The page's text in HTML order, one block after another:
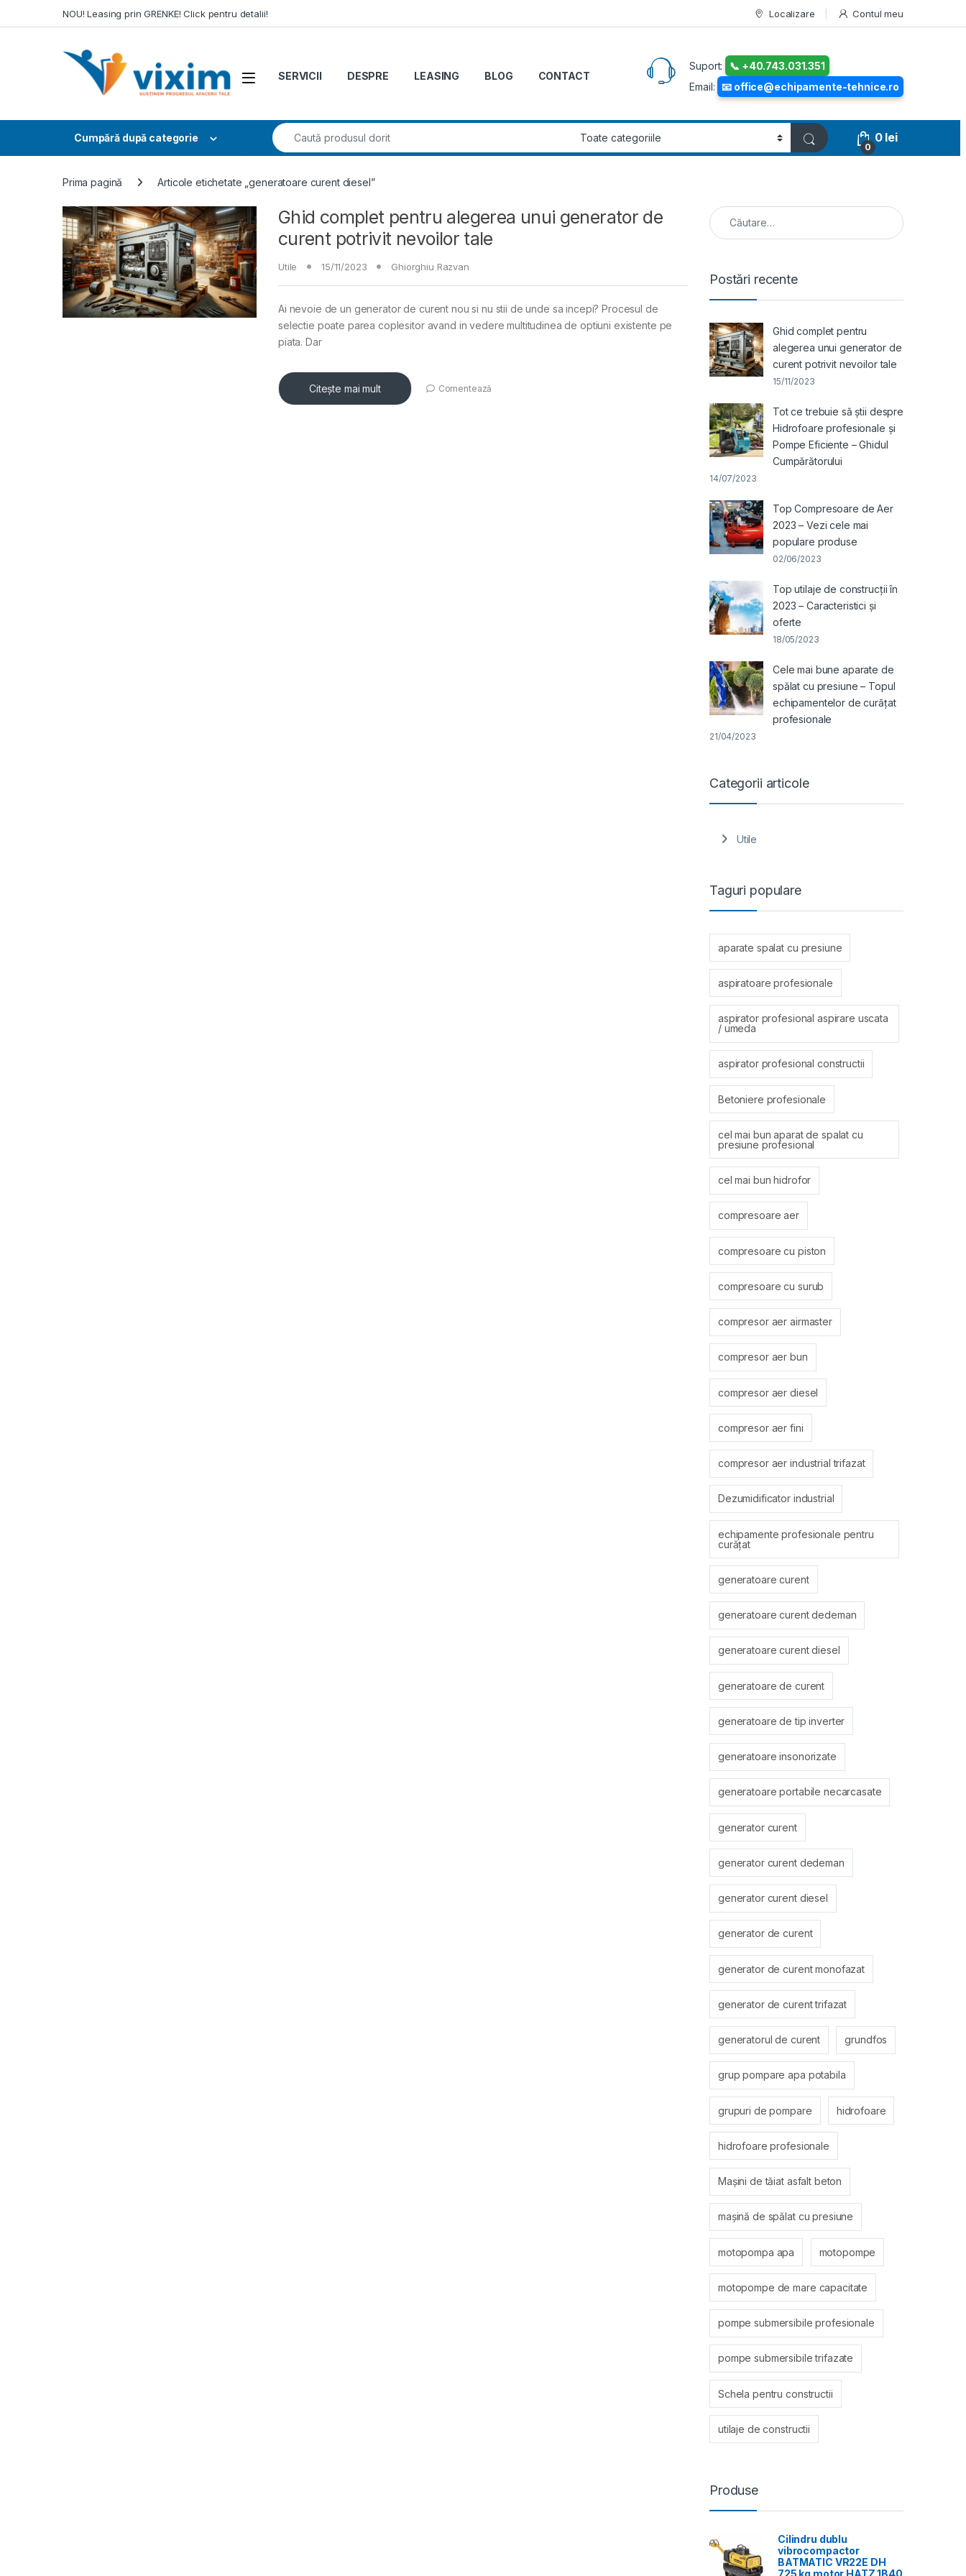
NOU! Leasing prin GRENKE! Click pentru detalii! Localizare Contul meu
SERVICII DESPRE LEASING BLOG CONTACT
Suport:
📞 +40.743.031.351
Email:
📧 office@echipamente-tehnice.ro
Cumpără după categorie
Search for:
0
0 lei
Prima pagină Articole etichetate „generatoare curent diesel”
Ghid complet pentru alegerea unui generator de
curent potrivit nevoilor tale
Utile 15/11/2023 Ghiorghiu Razvan
Ai nevoie de un generator de curent nou si nu stii de unde sa incepi? Procesul de
selectie poate parea coplesitor avand in vedere multitudinea de optiuni existente pe
piata. Dar
Citește mai mult Comentează
Caută după:
Postări recente
Ghid complet pentru
alegerea unui generator de
curent potrivit nevoilor tale
15/11/2023
Tot ce trebuie să știi despre
Hidrofoare profesionale și
Pompe Eficiente – Ghidul
Cumpărătorului
14/07/2023
Top Compresoare de Aer
2023 – Vezi cele mai
populare produse
02/06/2023
Top utilaje de construcții în
2023 – Caracteristici și
oferte
18/05/2023
Cele mai bune aparate de
spălat cu presiune – Topul
echipamentelor de curățat
profesionale
21/04/2023
Categorii articole
Utile
Taguri populare
aparate spalat cu presiune
aspiratoare profesionale
aspirator profesional aspirare uscata
/ umeda
aspirator profesional constructii
Betoniere profesionale
cel mai bun aparat de spalat cu
presiune profesional
cel mai bun hidrofor
compresoare aer
compresoare cu piston
compresoare cu surub
compresor aer airmaster
compresor aer bun
compresor aer diesel
compresor aer fini
compresor aer industrial trifazat
Dezumidificator industrial
echipamente profesionale pentru
curățat
generatoare curent
generatoare curent dedeman
generatoare curent diesel
generatoare de curent
generatoare de tip inverter
generatoare insonorizate
generatoare portabile necarcasate
generator curent
generator curent dedeman
generator curent diesel
generator de curent
generator de curent monofazat
generator de curent trifazat
generatorul de curent grundfos
grup pompare apa potabila
grupuri de pompare hidrofoare
hidrofoare profesionale
Mașini de tăiat asfalt beton
mașină de spălat cu presiune
motopompa apa motopompe
motopompe de mare capacitate
pompe submersibile profesionale
pompe submersibile trifazate
Schela pentru constructii
utilaje de constructii
Produse
Cilindru dublu
vibrocompactor
BATMATIC VR22E DH